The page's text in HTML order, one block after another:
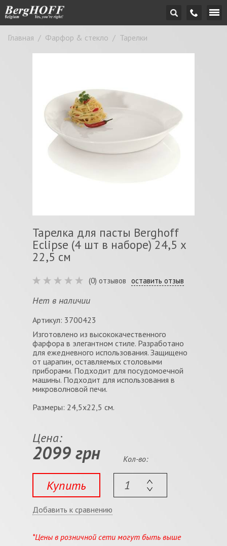
Главная / Фарфор & стекло / Тарелки
Тарелка для пасты Berghoff
Eclipse (4 шт в наборе) 24,5 х
22,5 см
(0) отзывов оставить отзыв
Нет в наличии
Артикул: 3700423
Изготовлено из высококачественного
фарфора в элегантном стиле. Разработано
для ежедневного использования. Защищено
от царапин, оставляемых столовыми
приборами. Подходит для посудомоечной
машины. Подходит для использования в
микроволновой печи.
Размеры: 24,5х22,5 см.
Цена:
2099 грн
Купить
Кол-во:
Добавить к сравнению
*Цены в розничной сети могут быть выше